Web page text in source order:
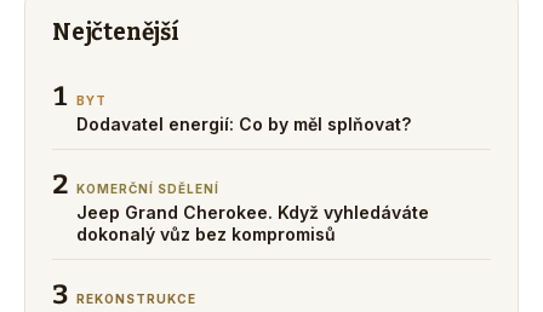
Nejčtenější
1 BYT
Dodavatel energií: Co by měl splňovat?
2 KOMERČNÍ SDĚLENÍ
Jeep Grand Cherokee. Když vyhledáváte
dokonalý vůz bez kompromisů
3 REKONSTRUKCE